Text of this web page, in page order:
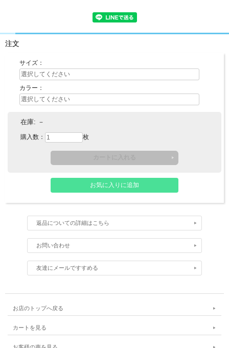
注文
サイズ：
カラー：
在庫: －
購入数： 枚
返品についての詳細はこちら
お問い合わせ
友達にメールですすめる
お店のトップへ戻る
カートを見る